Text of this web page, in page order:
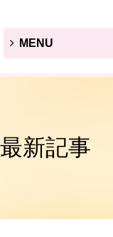
MENU
最新記事